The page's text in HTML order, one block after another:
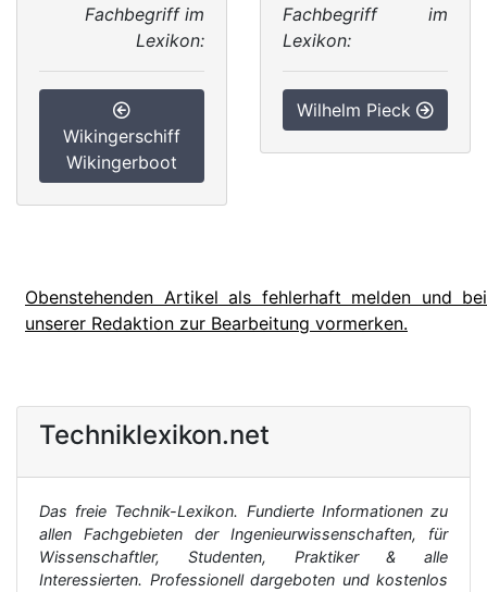
Fachbegriff im
Lexikon:
Wikingerschiff
Wikingerboot
Fachbegriff im
Lexikon:
Wilhelm Pieck
Obenstehenden Artikel als fehlerhaft melden und bei
unserer Redaktion zur Bearbeitung vormerken.
Techniklexikon.net
Das freie Technik-Lexikon. Fundierte Informationen zu
allen Fachgebieten der Ingenieurwissenschaften, für
Wissenschaftler, Studenten, Praktiker & alle
Interessierten. Professionell dargeboten und kostenlos